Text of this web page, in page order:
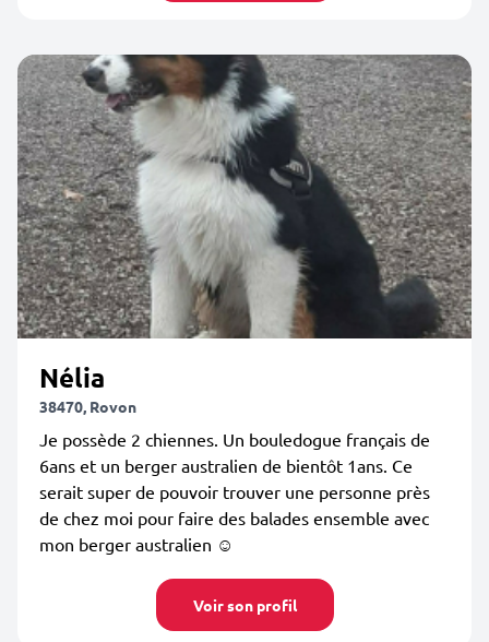
Nélia
38470, Rovon
Je possède 2 chiennes. Un bouledogue français de
6ans et un berger australien de bientôt 1ans. Ce
serait super de pouvoir trouver une personne près
de chez moi pour faire des balades ensemble avec
mon berger australien ☺️
Voir son profil